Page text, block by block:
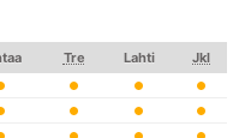
Tre Lahti
Jkl